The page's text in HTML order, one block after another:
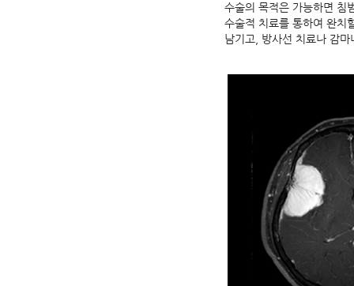
수술의 목적은 가능하면 침
수술적 치료를 통하여 완치
남기고, 방사선 치료나 감